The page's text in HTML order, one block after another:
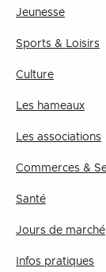
Jeunesse
Sports & Loisirs
Culture
Les hameaux
Les associations
Commerces &
Santé
Jours de marché
Infos pratiques